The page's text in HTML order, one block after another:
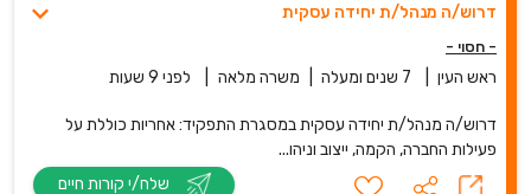
דרוש/ה מנהל/ת יחידה עסקית
- חסוי -
ראש העין 7 שנים ומעלה משרה מלאה לפני 9 שעות
דרוש/ה מנהל/ת יחידה עסקית במסגרת התפקיד: אחריות כוללת על
פעילות החברה, הקמה, ייצוב וניהו...